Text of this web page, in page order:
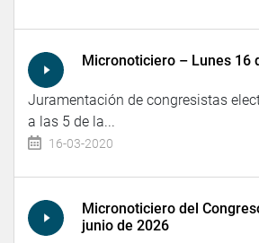
Micronoticiero – Lunes 16
Juramentación de congresistas
a las 5 de la...
16-03-2020
Micronoticiero del
junio de 2026